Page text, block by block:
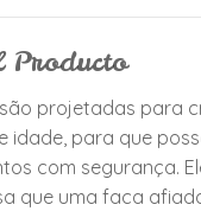
Producto
projetadas para
idade, para que
com segurança.
que uma faca